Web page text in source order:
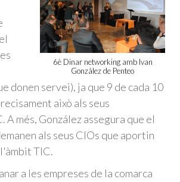
6è Dinar networking amb Ivan
Gonzàlez de Penteo
donen servei), ja que 9 de cada 10
això als seus
A més, González assegura que el
als seus CIOs que aportin
TIC.
a les empreses de la comarca